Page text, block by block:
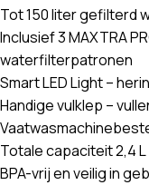
Tot 150 liter gefilterd
Inclusief 3 MAXTRA
waterfilterpatronen
Smart LED Light –
Handige vulklep –
Totale capaciteit 2,4
BPA-vrij en veilig in